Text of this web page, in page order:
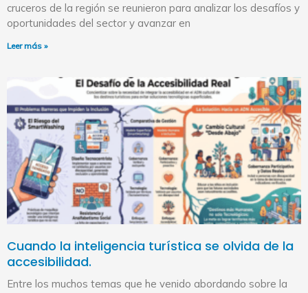
cruceros de la región se reunieron para analizar los desafíos y
oportunidades del sector y avanzar en
Leer más »
Cuando la inteligencia turística se olvida de la
accesibilidad.
Entre los muchos temas que he venido abordando sobre la